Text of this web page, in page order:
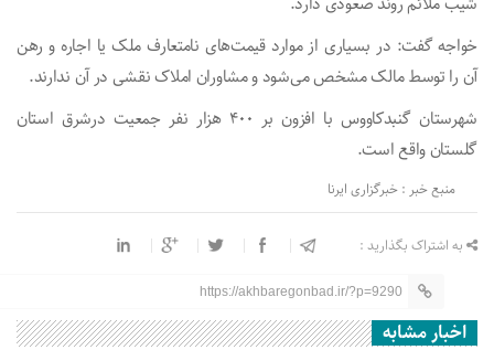
خواجه گفت: در بسیاری از موارد قیمت‌های نامتعارف ملک یا اجاره و رهن
آن را توسط مالک مشخص می‌شود و مشاوران املاک نقشی در آن ندارند.
شهرستان گنبدکاووس با افزون بر ۴۰۰ هزار نفر جمعیت درشرق استان
گلستان واقع است.
منبع خبر : خبرگزاری ایرنا
به اشتراک بگذارید :
https://akhbaregonbad.ir/?p=9290
اخبار مشابه